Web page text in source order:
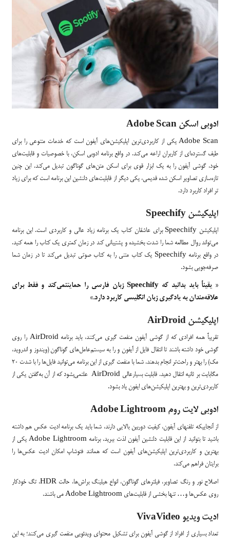
ادوبی اسکن Adobe Scan
Adobe Scan یکی از کاربردی‌ترین اپلیکیشن‌های آیفون است که خدمات متنوعی را برای
طیف گسترده‌ای از کاربران اراعه می‌کند. در واقع برنامه ادوبی اسکن، با خصوصیات و قابلیت‌های
خود، گوشی آیفون را به یک ابزار قوی برای اسکن متن‌های گوناگون تبدیل می‌کند. این چنین
تازه‌سازی تصاویر اسکن شده قدیمی، یکی دیگر از قابلیت‌های دلنشین این برنامه است که برای زیاد
تر افراد کاربرد دارد.
اپلیکیشن Speechify
اپلیکیشن Speechify برای عاشقان کتاب یک برنامه زیاد عالی و کاربردی است. این برنامه
می‌تواند روال مطالعه شما را شدت بخشیده و پشتیبانی کند در زمان کمتری یک کتاب را همه کنید.
در واقع برنامه Speechify یک کتاب متنی را به کتاب صوتی تبدیل می‌کند تا در زمان شما
صرفه‌جویی بشود.
« یقیناً باید بدانید که Speechify زبان فارسی را حمایتنمی‌کند و فقط برای
علاقه‌مندان به یادگیری زبان انگلیسی کاربرد دارد.»
اپلیکیشن AirDroid
تقریباً همه افرادی که از گوشی آیفون منفعت گیری می‌کنند، باید برنامه AirDroid را روی
گوشی خود داشته باشند تا انتقال فایل از آیفون و را به سیستم‌عامل‌های گوناگون (ویندوز و اندروید،
مک) را بهتر و راحت‌تر انجام بدهند. شما با منفعت گیری از این برنامه می‌توانید فایل‌ها را با شدت 20
مگابایت بر ثانیه انتقال دهید. قابلیت بسیارعالی AirDroid علتمی‌بشود که از آن به‌گفتن یکی از
کاربردی‌ترین و بهترین اپلیکیشن‌های ایفون یاد بشود.
ادوبی لایت روم Adobe Lightroom
از آنجاییکه تلفنهای آیفون، کیفیت دوربین بالایی دارند، شما باید یک برنامه ادیت عکس هم داشته
باشید تا بتوانید از این قابلیت دلنشین آیفون لذت ببرید. برنامه Adobe Lightroom یکی از
بهترین و کاربردی‌ترین اپلیکیشن‌های آیفون است که همانند فتوشاپ امکان ادیت عکس‌ها را
برایتان فراهم می‌کند.
اصلاح نور و رنگ تصاویر، فیلترهای گوناگون، انواع هیلینگ براش‌ها، حالت HDR، تگ خودکار
روی عکس‌ها و… تنها بخشی از قابلیت‌های Adobe Lightroom می باشند.
ادیت ویدیو VivaVideo
تعداد بسیاری از افراد از گوشی آیفون برای تشکیل محتوای ویدئویی منفعت گیری می‌کنند؛ به این